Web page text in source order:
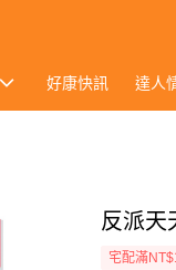
好康快訊 達人
反派天
宅配滿